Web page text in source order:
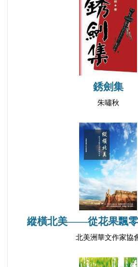
銹劍集
朱嘯秋
縱橫北美——從花果飄
北美洲華文作家協